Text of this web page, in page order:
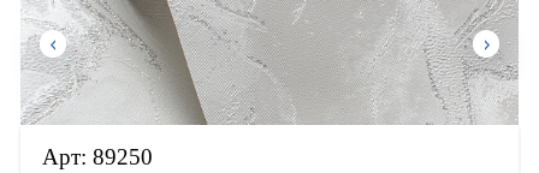
Арт: 89250